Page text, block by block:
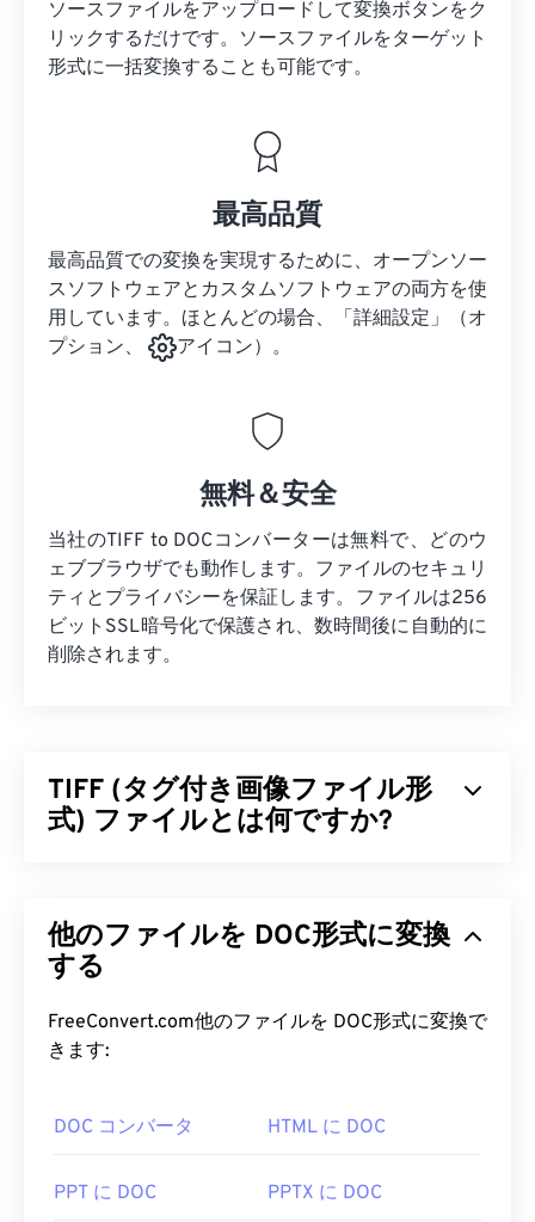
ソースファイルをアップロードして変換ボタンをク
リックするだけです。 ソースファイルをターゲット
形式に一括変換することも可能です。
最高品質
最高品質での変換を実現するために、オープンソー
スソフトウェアとカスタムソフトウェアの両方を使
用しています。ほとんどの場合、「詳細設定」（オ
プション、
アイコン）。
無料＆安全
当社のTIFF to DOCコンバーターは無料で、どのウ
ェブブラウザでも動作します。ファイルのセキュリ
ティとプライバシーを保証します。ファイルは256
ビットSSL暗号化で保護され、数時間後に自動的に
削除されます。
TIFF (タグ付き画像ファイル形
式) ファイルとは何ですか?
ァイルが最も広く使用されているのは、デジタル広
告やデスクトップパブリッシングです。TIFFのビッ
圧縮された画像ファイル、レイヤー付き画像、ある
いはページとして
TIFF ファイルを開くにはどうすれ
他のファイルを DOC形式に変換
する
FreeConvert.com他のファイルを DOC形式に変換で
きます:
DOC コンバータ HTML に DOC
PPT に DOC PPTX に DOC